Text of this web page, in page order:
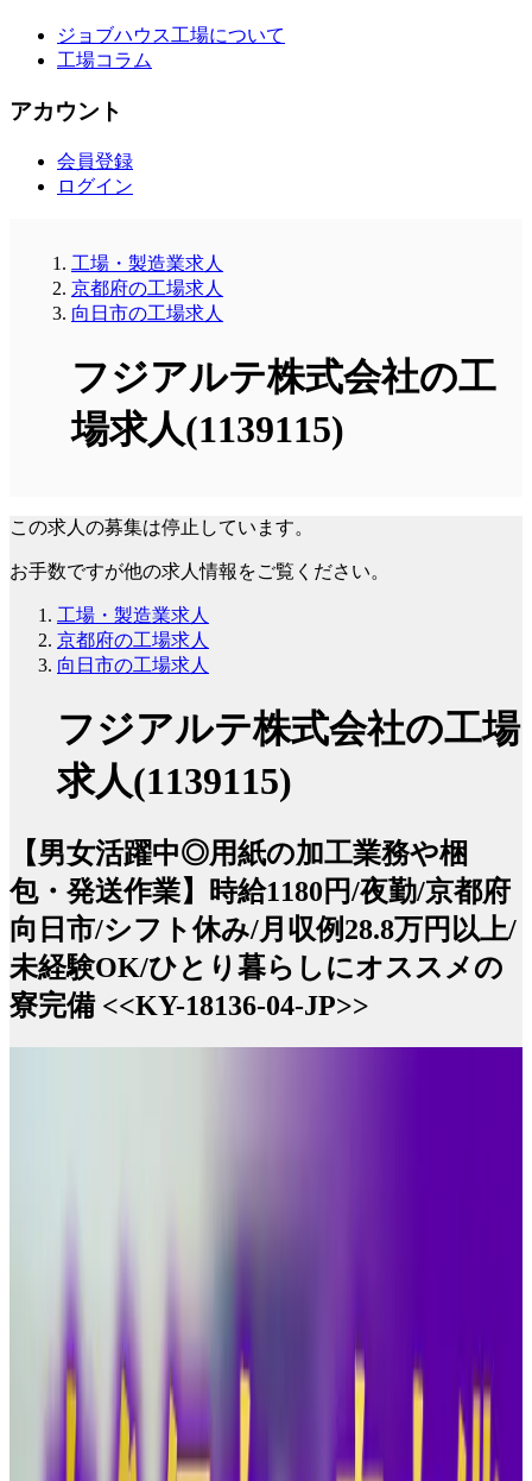
ジョブハウス工場について
工場コラム
アカウント
会員登録
ログイン
工場・製造業求人
京都府の工場求人
向日市の工場求人
フジアルテ株式会社の工
場求人(1139115)
この求人の募集は停止しています。
お手数ですが他の求人情報をご覧ください。
工場・製造業求人
京都府の工場求人
向日市の工場求人
フジアルテ株式会社の工場
求人(1139115)
【男女活躍中◎用紙の加工業務や梱
包・発送作業】時給1180円/夜勤/京都府
向日市/シフト休み/月収例28.8万円以上/
未経験OK/ひとり暮らしにオススメの
寮完備 <<KY-18136-04-JP>>